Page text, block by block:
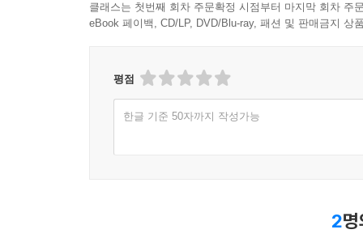
클래스는 첫번째 회차 주문확정 시점부터 마지막 회차 주
eBook 페이백, CD/LP, DVD/Blu-ray, 패션 및 판매금지 상
평점
한글 기준 50자까지 작성가능
2